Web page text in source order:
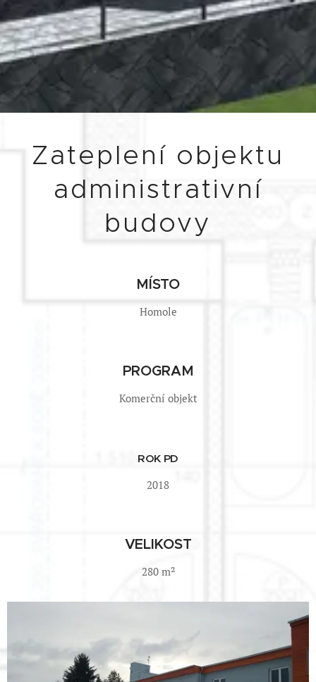
Zateplení objektu
administrativní
budovy
MÍSTO
Homole
PROGRAM
Komerční objekt
ROK PD
2018
VELIKOST
280 m²